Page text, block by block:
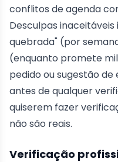
conflitos de agenda
Desculpas
quebrada" (por
(enquanto promete
pedido ou sugestão
antes de qualquer
quiserem fazer
não são reais.
Verificação